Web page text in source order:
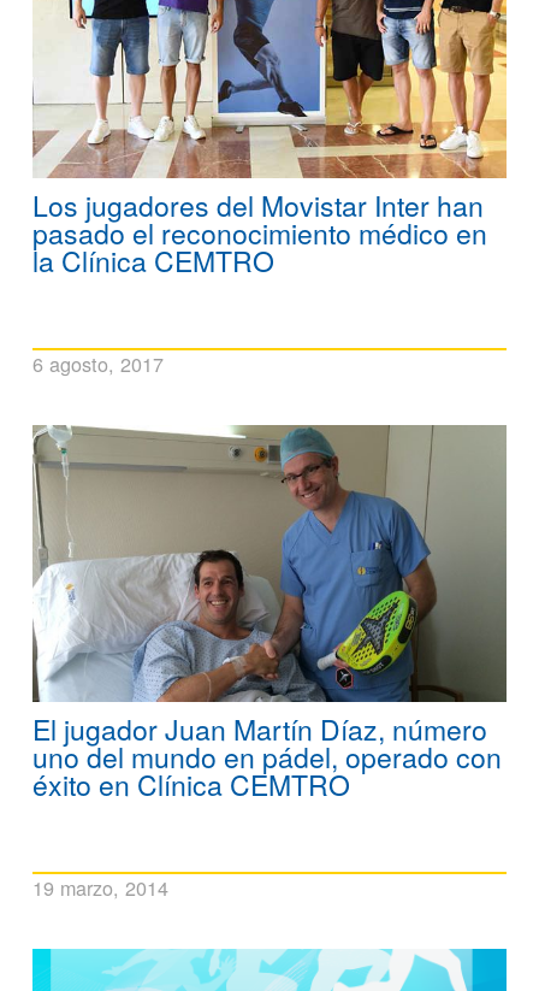
Los jugadores del Movistar Inter han
pasado el reconocimiento médico en
la Clínica CEMTRO
6 agosto, 2017
El jugador Juan Martín Díaz, número
uno del mundo en pádel, operado con
éxito en Clínica CEMTRO
19 marzo, 2014